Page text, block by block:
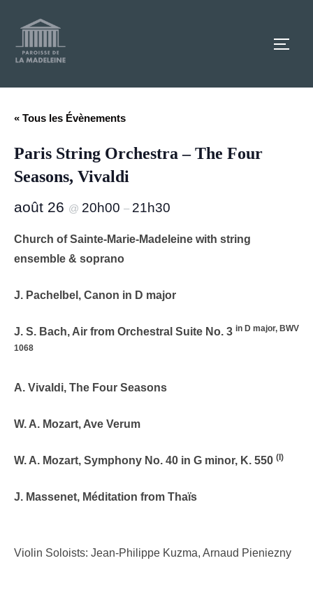
contenu
« Tous les Évènements
Paris String Orchestra – The Four
Seasons, Vivaldi
août 26 @ 20h00 – 21h30
Church of Sainte-Marie-Madeleine with string
ensemble & soprano
J. Pachelbel, Canon in D major
J. S. Bach, Air from Orchestral Suite No. 3 in D major, BWV
1068
A. Vivaldi, The Four Seasons
W. A. Mozart, Ave Verum
W. A. Mozart, Symphony No. 40 in G minor, K. 550 (I)
J. Massenet, Méditation from Thaïs
Violin Soloists: Jean-Philippe Kuzma, Arnaud Pieniezny